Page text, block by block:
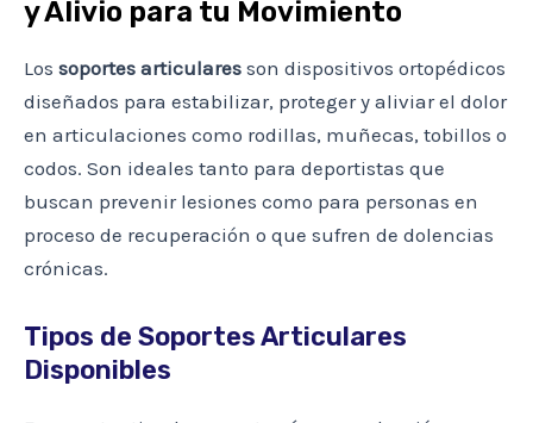
y Alivio para tu Movimiento
Los soportes articulares son dispositivos ortopédicos
diseñados para estabilizar, proteger y aliviar el dolor
en articulaciones como rodillas, muñecas, tobillos o
codos. Son ideales tanto para deportistas que
buscan prevenir lesiones como para personas en
proceso de recuperación o que sufren de dolencias
crónicas.
Tipos de Soportes Articulares
Disponibles